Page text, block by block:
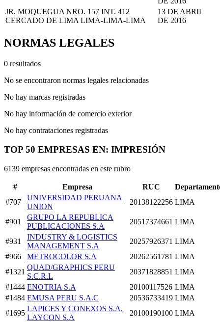
JR. MOQUEGUA NRO. 157 INT. 412
CERCADO DE LIMA LIMA-LIMA-LIMA
13 DE ABRIL
DE 2016
NORMAS LEGALES
0 resultados
No se encontraron normas legales relacionadas
No hay marcas registradas
No hay información de comercio exterior
No hay contrataciones registradas
TOP 50 EMPRESAS EN: IMPRESIÓN
6139 empresas encontradas en este rubro
# Empresa RUC
#707
UNIVERSIDAD PERUANA
UNION
20138122256 LIMA
#901
GRUPO LA REPUBLICA
PUBLICACIONES S.A
20517374661 LIMA
#931
INDUSTRY & LOGISTICS
MANAGEMENT S.A
20257926371 LIMA
#966
METROCOLOR S.A 20262561781 LIMA
#1321
QUAD/GRAPHICS PERU
S.C.R.L
20371828851 LIMA
#1444 ENOTRIA S.A 20100117526 LIMA
#1484 EMUSA PERU S.A.C 20536733419 LIMA
#1695
LAPICES Y CONEXOS S.A.
LAYCON S.A
20100190100 LIMA